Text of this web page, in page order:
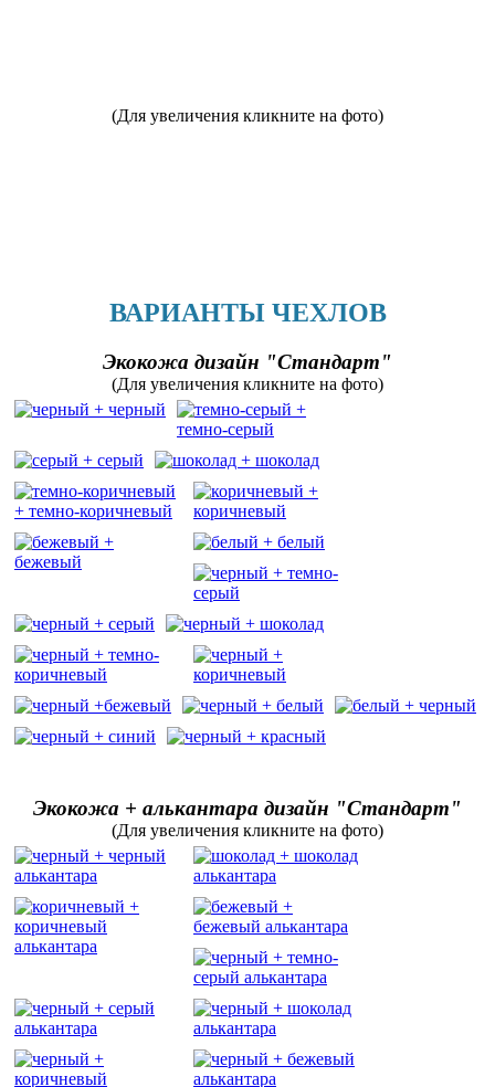
(Для увеличения кликните на фото)
ВАРИАНТЫ ЧЕХЛОВ
Экокожа дизайн "Стандарт"
(Для увеличения кликните на фото)
Экокожа + алькантара дизайн "Стандарт"
(Для увеличения кликните на фото)